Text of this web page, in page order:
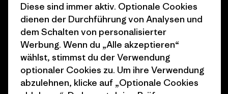
1% For The Planet
Wie wir finanzieren
Geschenkgutscheine
Stores in deiner Nähe
Industry program
Affiliate-Programm
Patagonia Schweiz
Seitenverzeichnis
Diese sind immer aktiv. Optionale Cookies
dienen der Durchführung von Analysen und
dem Schalten von personalisierter
Werbung. Wenn du „Alle akzeptieren“
wählst, stimmst du der Verwendung
optionaler Cookies zu. Um ihre Verwendung
abzulehnen, klicke auf „Optionale Cookies